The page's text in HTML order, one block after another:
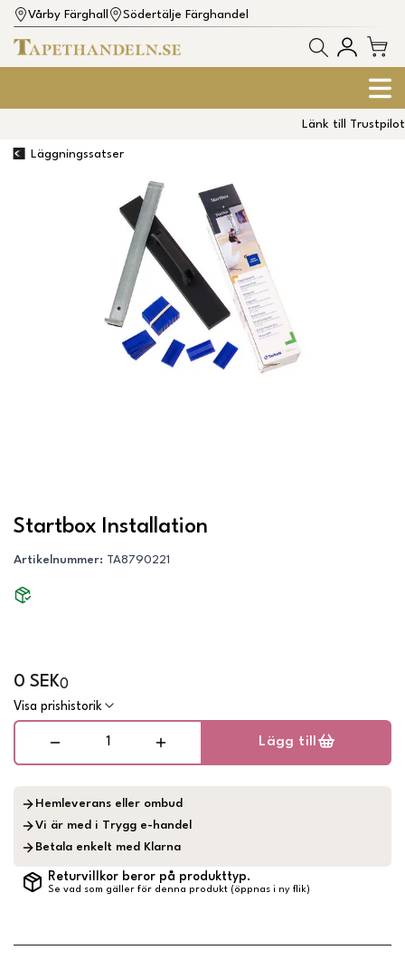
Vårby Färghall Södertälje Färghandel
Länk till Trustpilot
Läggningssatser
Startbox Installation
Artikelnummer: TA8790221
0 SEK0
Visa prishistorik
Lägg till
Hemleverans eller ombud
Vi är med i Trygg e-handel
Betala enkelt med Klarna
Returvillkor beror på produkttyp.
Se vad som gäller för denna produkt (öppnas i ny flik)